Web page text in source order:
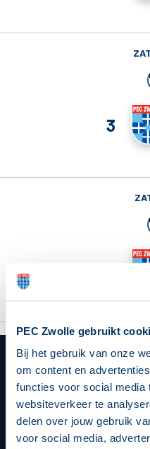
PEC Zwolle gebruikt
Bij het gebruik van onze
om content en
functies voor social media
websiteverkeer te
delen over jouw gebruik
voor social media,
ZAT
3
Hoofdsponsor